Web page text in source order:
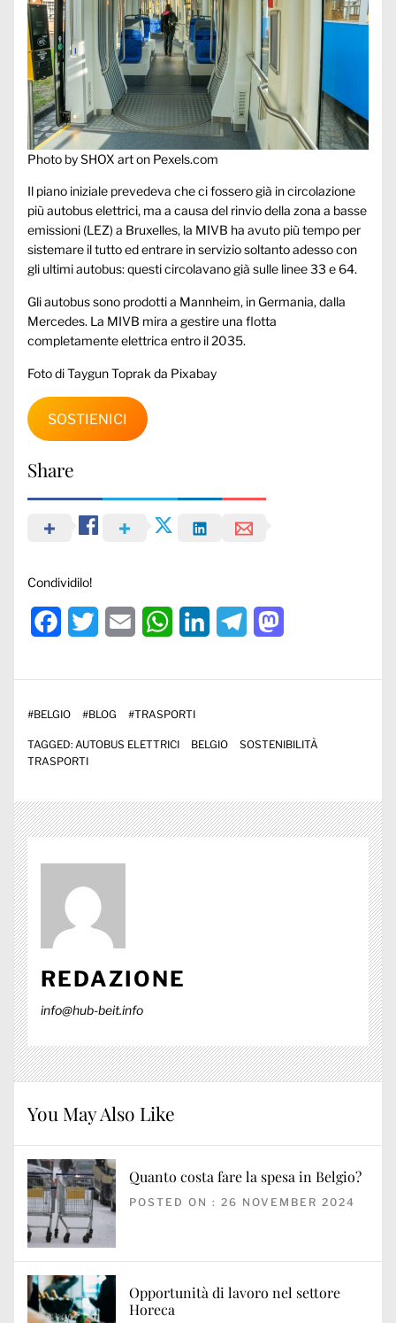
Photo by SHOX art on Pexels.com
Il piano iniziale prevedeva che ci fossero già in circolazione
più autobus elettrici, ma a causa del rinvio della zona a basse
emissioni (LEZ) a Bruxelles, la MIVB ha avuto più tempo per
sistemare il tutto ed entrare in servizio soltanto adesso con
gli ultimi autobus: questi circolavano già sulle linee 33 e 64.
Gli autobus sono prodotti a Mannheim, in Germania, dalla
Mercedes. La MIVB mira a gestire una flotta
completamente elettrica entro il 2035.
Foto di Taygun Toprak da Pixabay
SOSTIENICI
Share
Condividilo!
Facebook
Twitter Email WhatsAppLinkedInTelegram
#BELGIO #BLOG #TRASPORTI
TAGGED: AUTOBUS ELETTRICI BELGIO
SOSTENIBILITÀ
TRASPORTI
REDAZIONE
info@hub-beit.info
You May Also Like
Quanto costa fare la spesa in Belgio?
POSTED ON : 26 NOVEMBER 2024
Opportunità di lavoro nel settore
Horeca